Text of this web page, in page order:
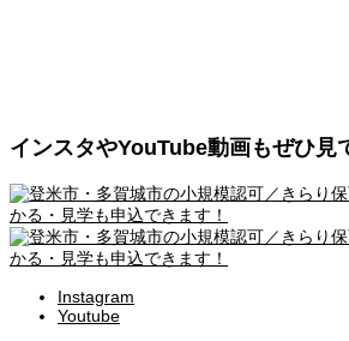
インスタやYouTube動画もぜひ見
Instagram
Youtube